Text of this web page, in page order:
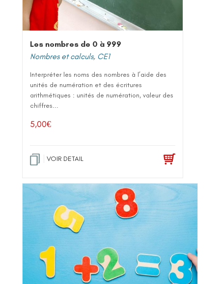
Les nombres de 0 à 999
Nombres et calculs, CE1
Interpréter les noms des nombres à l’aide des
unités de numération et des écritures
arithmétiques : unités de numération, valeur des
chiffres...
5,00€
VOIR DETAIL